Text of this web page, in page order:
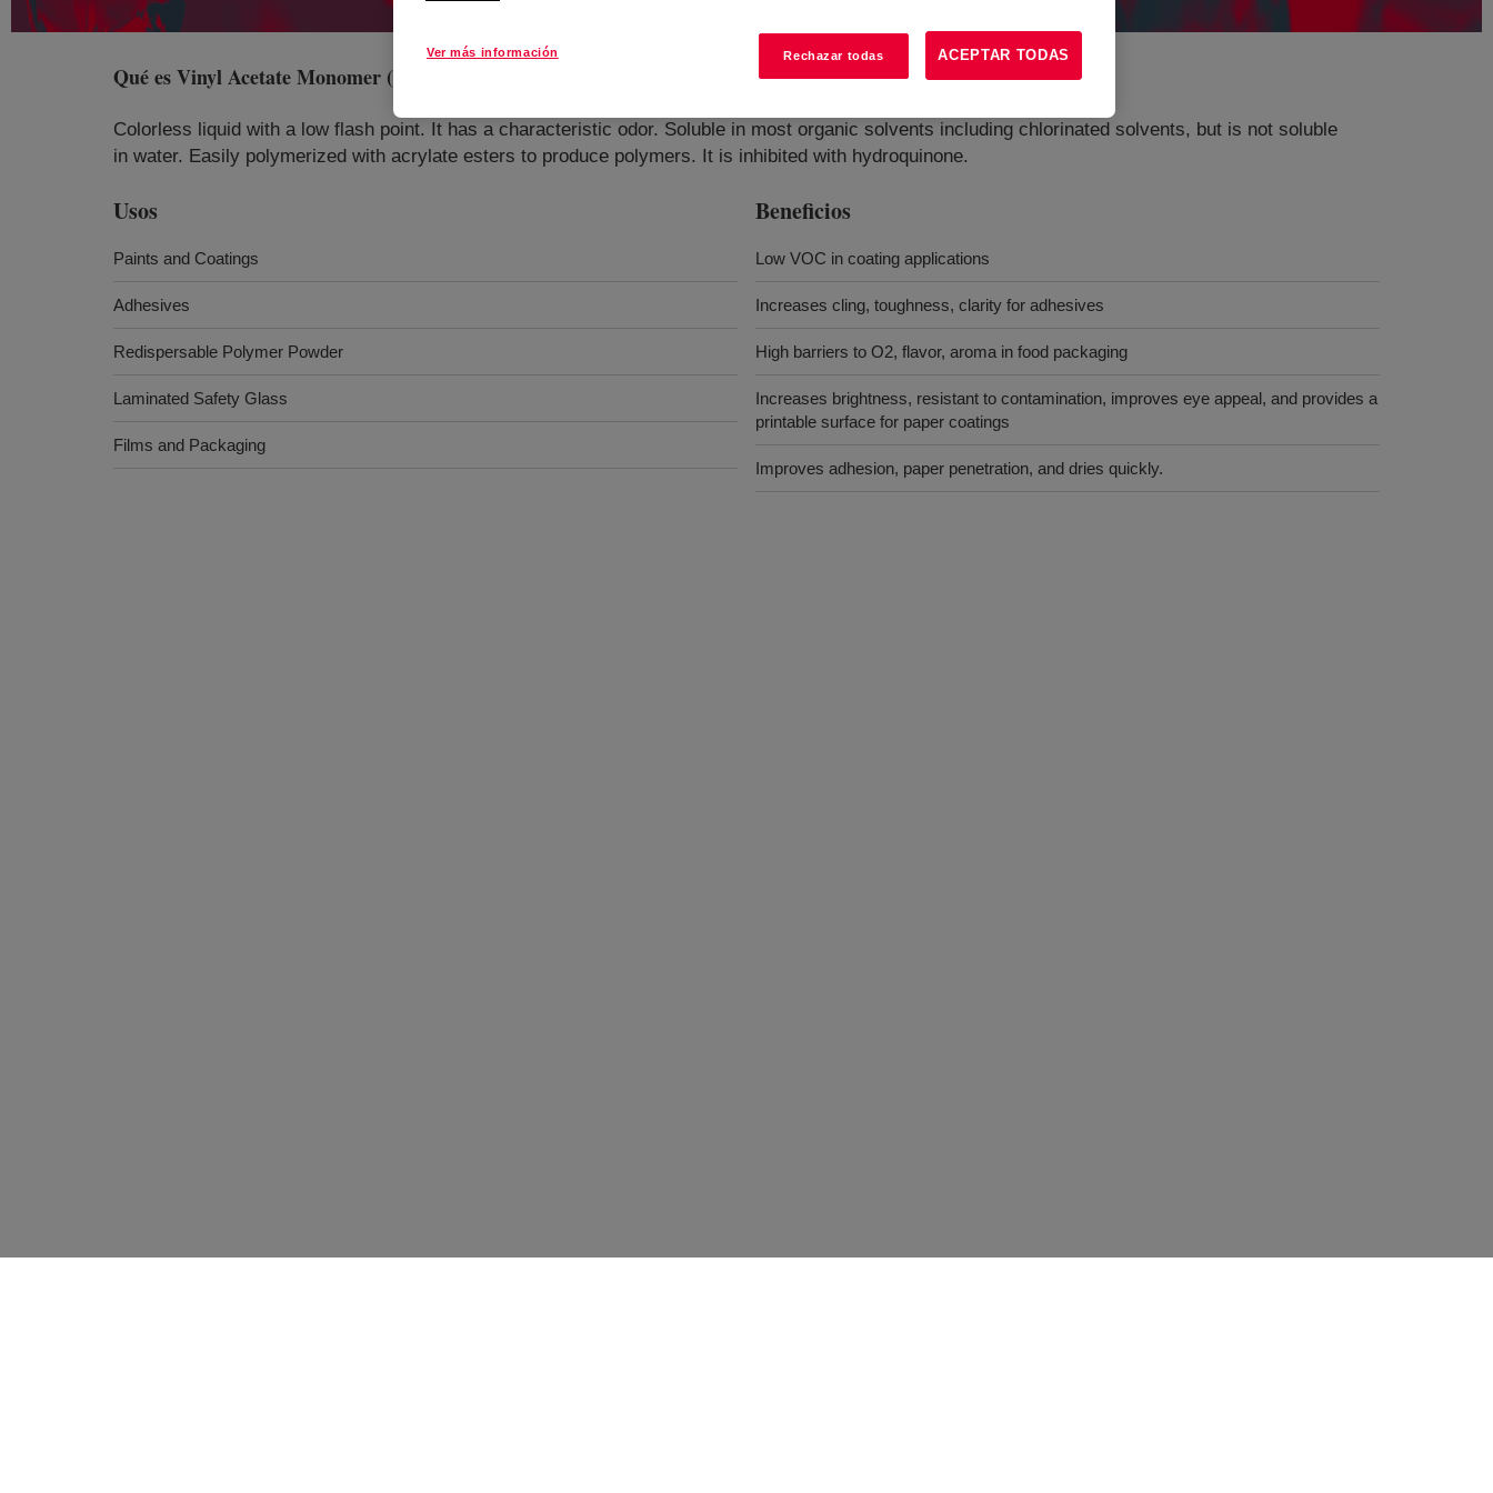
Qué esVinyl Acetate Monomer (VAM)
Colorless liquid with a low flash point. It has a characteristic odor. Soluble in most organic solvents including chlorinated solvents, but is not soluble
in water. Easily polymerized with acrylate esters to produce polymers. It is inhibited with hydroquinone.
Usos
Paints and Coatings
Adhesives
Redispersable Polymer Powder
Laminated Safety Glass
Films and Packaging
Beneficios
Low VOC in coating applications
Increases cling, toughness, clarity for adhesives
High barriers to O2, flavor, aroma in food packaging
Increases brightness, resistant to contamination, improves eye appeal, and provides a
printable surface for paper coatings
Improves adhesion, paper penetration, and dries quickly.
Ver más información Rechazar todas ACEPTAR TODAS